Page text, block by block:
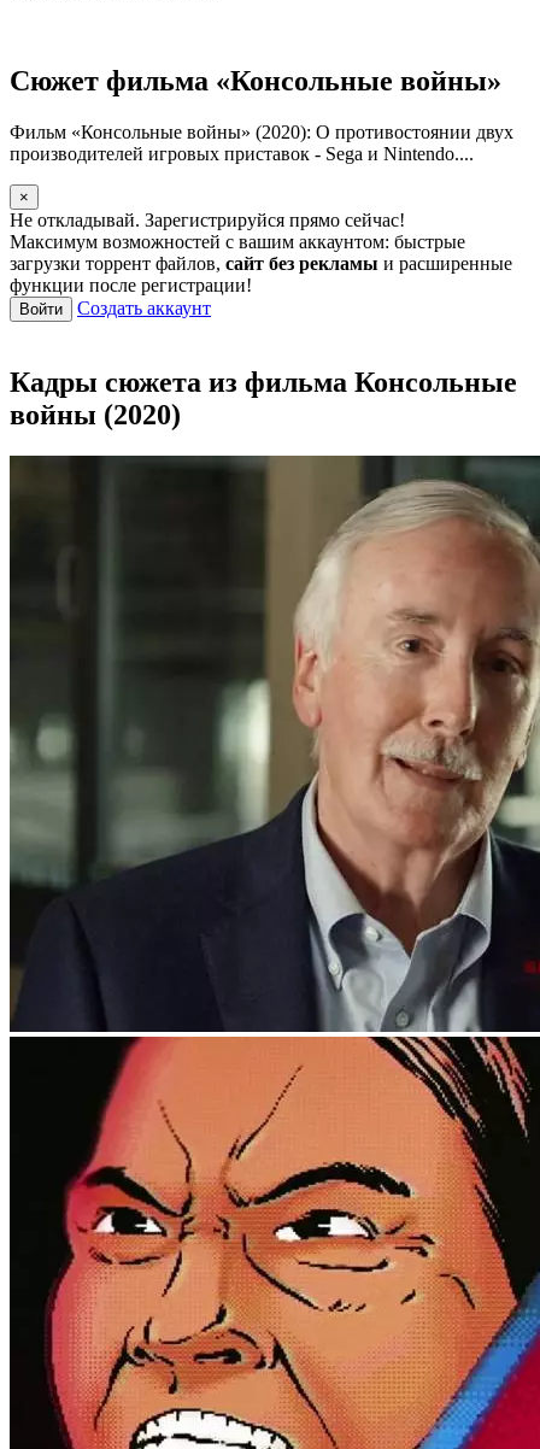
Сюжет фильма «Консольные войны»
Фильм «Консольные войны» (2020): О противостоянии двух
производителей игровых приставок - Sega и Nintendo....
×
Не откладывай. Зарегистрируйся прямо сейчас!
Максимум возможностей с вашим аккаунтом: быстрые
загрузки торрент файлов, сайт без рекламы и расширенные
функции после регистрации!
Войти Создать аккаунт
Кадры сюжета из фильма Консольные
войны (2020)